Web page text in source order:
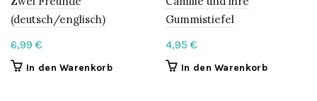
(deutsch/englisch)
6,99 €
In den Warenkorb
Gummistiefel
4,95 €
In den Warenkorb